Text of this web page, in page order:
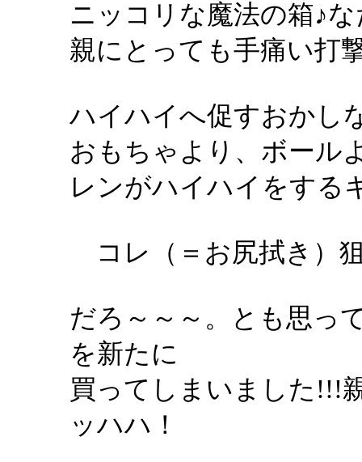
ニッコリな魔法の箱♪
親にとっても手痛い打
ハイハイへ促すおかし
おもちゃより、ボール
レンがハイハイをする
コレ（＝お尻拭き）
だろ～～～。とも思っ
を新たに
買ってしまいました!!!
ッハハ！